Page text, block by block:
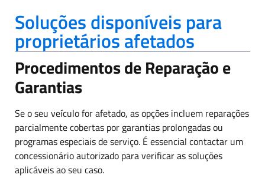
Soluções disponíveis para
proprietários afetados
Procedimentos de Reparação e
Garantias
Se o seu veículo for afetado, as opções incluem reparações
parcialmente cobertas por garantias prolongadas ou
programas especiais de serviço. É essencial contactar um
concessionário autorizado para verificar as soluções
aplicáveis ao seu caso.